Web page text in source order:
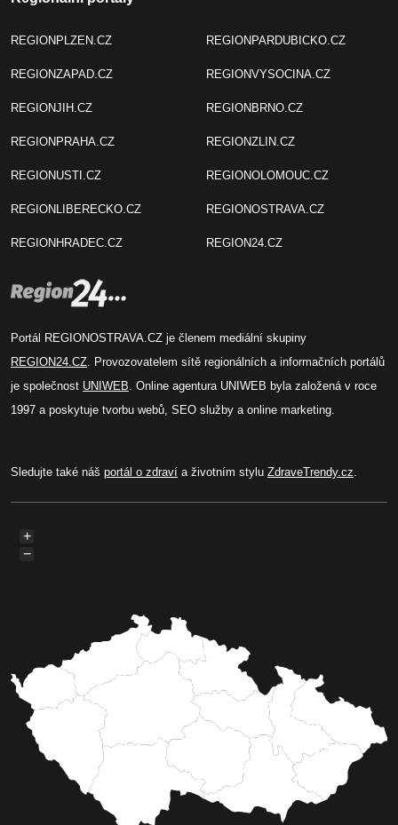
REGIONPLZEN.CZ
REGIONZAPAD.CZ
REGIONJIH.CZ
REGIONPRAHA.CZ
REGIONUSTI.CZ
REGIONLIBERECKO.CZ
REGIONHRADEC.CZ
REGIONPARDUBICKO.CZ
REGIONVYSOCINA.CZ
REGIONBRNO.CZ
REGIONZLIN.CZ
REGIONOLOMOUC.CZ
REGIONOSTRAVA.CZ
REGION24.CZ
Portál REGIONOSTRAVA.CZ je členem mediální skupiny
REGION24.CZ . Provozovatelem sítě regionálních a informačních portálů
je společnost UNIWEB . Online agentura UNIWEB byla založená v roce
1997 a poskytuje tvorbu webů, SEO služby a online marketing.
Sledujte také náš portál o zdraví a životním stylu ZdraveTrendy.cz
+
−